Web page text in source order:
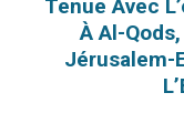
Tenue Avec
À Al-
Jérusalem-